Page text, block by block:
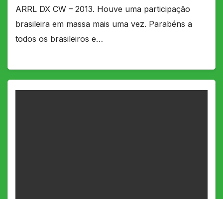
ARRL DX CW – 2013. Houve uma participação
brasileira em massa mais uma vez. Parabéns a
todos os brasileiros e…